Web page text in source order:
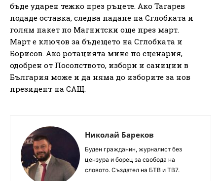
бъде ударен тежко през ръцете. Ако Тагарев
подаде оставка, следва падане на Сглобката и
голям пакет по Магнитски още през март.
Март е ключов за бъдещето на Сглобката и
Борисов. Ако ротацията мине по сценария,
одобрен от Посолството, избори и саниции в
България може и да няма до изборите за нов
президент на САЩ.
Николай Бареков
Буден гражданин, журналист без
цензура и борец за свобода на
словото. Създател на БТВ и ТВ7.